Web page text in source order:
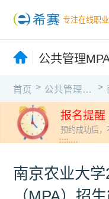
专注在线职
公共管理
首页 > 公共管理MPA >
报名提醒
预约成功后，
南京农业大